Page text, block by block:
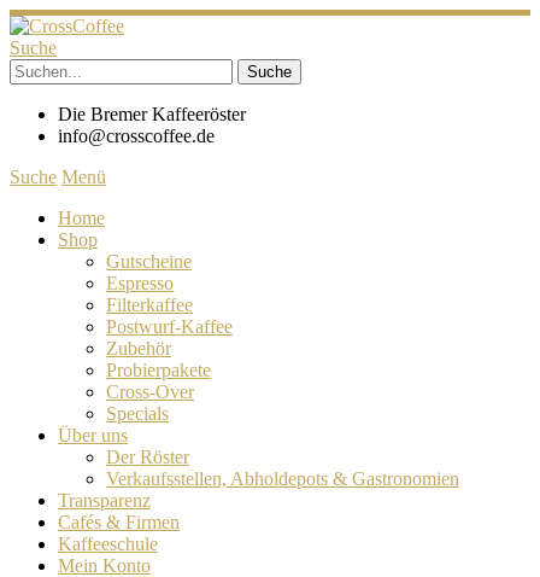
Suche
Die Bremer Kaffeeröster
info@crosscoffee.de
Suche Menü
Home
Shop
Gutscheine
Espresso
Filterkaffee
Postwurf-Kaffee
Zubehör
Probierpakete
Cross-Over
Specials
Über uns
Der Röster
Verkaufsstellen, Abholdepots & Gastronomien
Transparenz
Cafés & Firmen
Kaffeeschule
Mein Konto